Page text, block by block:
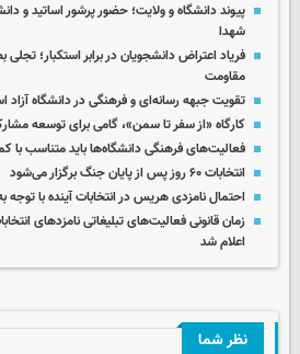
پیوند دانشگاه و ولایت؛ حضور پرشور اساتید و
شهدا
فریاد اعتراض دانشجویان در برابر استکبار؛
مقاومت
تقویت جبهه رسانه‌ای و فرهنگی در دانشگاه آزاد
کارگاه «از سفر تا سمن»، گامی برای توسعه
فعالیت‌های فرهنگی دانشگاه‌ها باید متناسب با
انتخابات ۶۰ روز پس از پایان جنگ برگزار می‌شود
احتمال نامزدی هریس در انتخابات آینده با توجه
زمان قانونی فعالیت‌های تبلیغاتی نامزدهای
اعلام شد
نظر شما